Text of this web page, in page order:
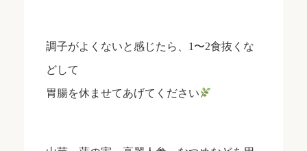
調子がよくないと感じたら、1〜2食抜くな
どして
胃腸を休ませてあげてください